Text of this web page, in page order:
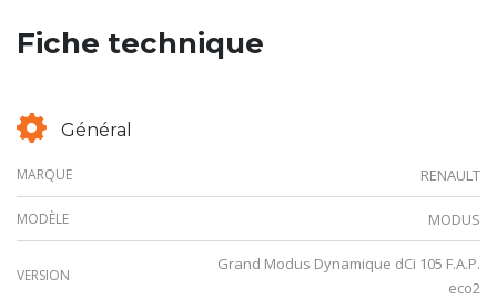
Fiche technique
Général
MARQUE RENAULT
MODÈLE MODUS
VERSION
Grand Modus Dynamique dCi 105 F.A.P.
eco2